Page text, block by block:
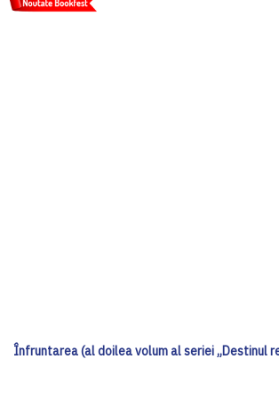
Înfruntarea (al doilea volum al seriei „Destinul